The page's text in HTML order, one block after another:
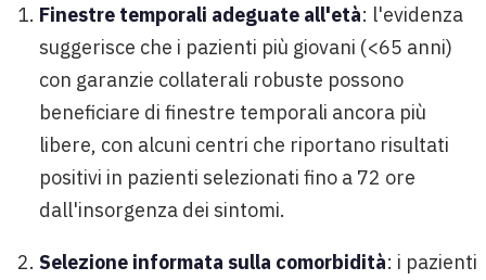
Finestre temporali adeguate all'età: l'evidenza
suggerisce che i pazienti più giovani (<65 anni)
con garanzie collaterali robuste possono
beneficiare di finestre temporali ancora più
libere, con alcuni centri che riportano risultati
positivi in pazienti selezionati fino a 72 ore
dall'insorgenza dei sintomi.
Selezione informata sulla comorbidità: i pazienti